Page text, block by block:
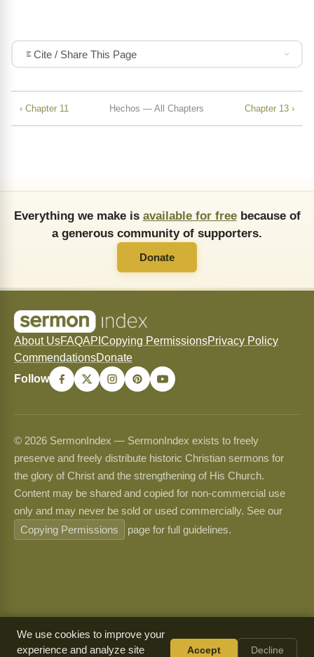
Cite / Share This Page
‹ Chapter 11 Hechos — All Chapters Chapter 13 ›
Everything we make is available for freebecause of
a generous community of supporters.
Donate
About UsFAQAPI Copying PermissionsPrivacy Policy
CommendationsDonate
Follow
© 2026 SermonIndex — SermonIndex exists to freely
preserve and freely distribute historic Christian sermons for
the glory of Christ and the strengthening of His Church.
Content may be shared and copied for non-commercial use
only and may never be sold or used commercially. See our
Copying Permissions
page for full guidelines.
We use cookies to improve your
experience and analyze site
Accept Decline